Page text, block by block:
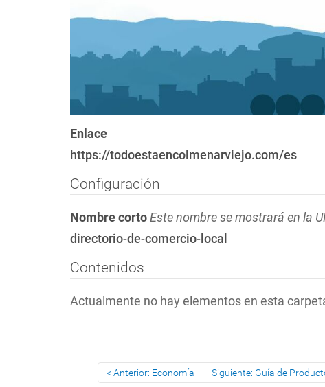
Enlace
https://todoestaencolmenarviejo.com/es
Configuración
Nombre cortoEste nombre se mostrará en la
directorio-de-comercio-local
Contenidos
Actualmente no hay elementos en esta
Anterior: Economía Siguiente: Guía de